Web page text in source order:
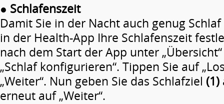
● Schlafenszeit
Damit Sie in der Nacht auch genug
in der Health-App Ihre Schlafenszeit
nach dem Start der App unter
„Schlaf konfigurieren“. Tippen Sie auf
„Weiter“. Nun geben Sie das Schlafziel (1)
erneut auf „Weiter“.